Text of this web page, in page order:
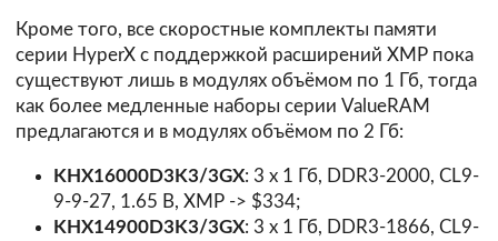
Кроме того, все скоростные комплекты памяти
серии HyperX с поддержкой расширений XMP пока
существуют лишь в модулях объёмом по 1 Гб, тогда
как более медленные наборы серии ValueRAM
предлагаются и в модулях объёмом по 2 Гб:
KHX16000D3K3/3GX: 3 x 1 Гб, DDR3-2000, CL9-
9-9-27, 1.65 В, XMP -> $334;
KHX14900D3K3/3GX: 3 x 1 Гб, DDR3-1866, CL9-